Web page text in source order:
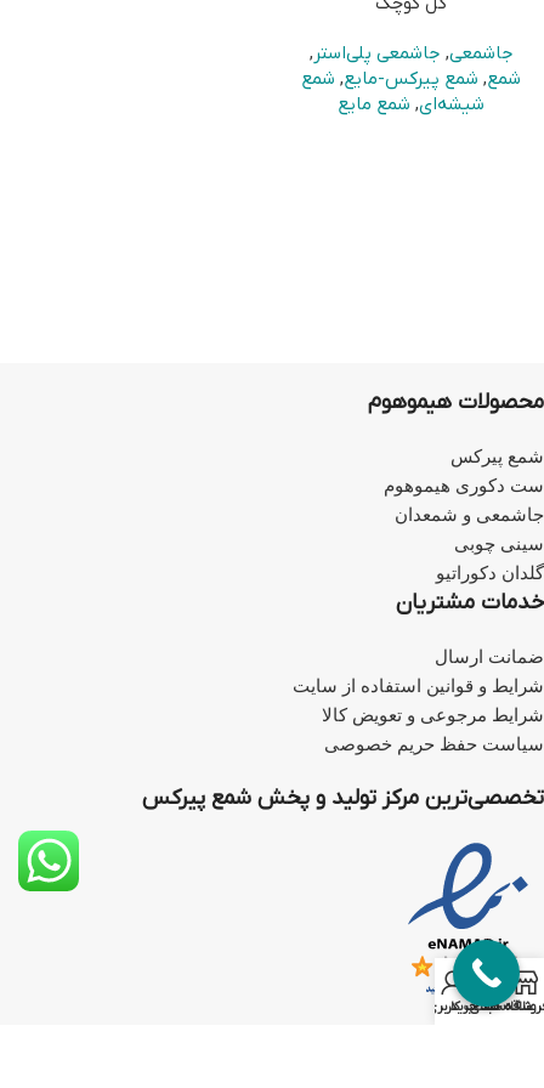
جاشمعی, جاشمعی پلی‌استر ,
شمع, شمع پیرکس-مایع, شمع
شیشه‌ای, شمع مایع
محصولات هیموهوم
شمع پیرکس
ست دکوری هیموهوم
جاشمعی و شمعدان
سینی چوبی
گلدان دکوراتیو
خدمات مشتریان
ضمانت ارسال
شرایط و قوانین استفاده از سایت
شرایط مرجوعی و تعویض کالا
سیاست حفظ حریم خصوصی
تخصصی‌ترین مرکز تولید و پخش شمع پیرکس
علاقه مندی
0
سبد خرید
حساب کاربری من